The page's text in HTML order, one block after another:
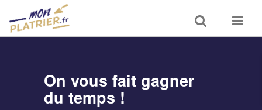
Toggle
search
Toggle
On vous fait gagner
du temps !